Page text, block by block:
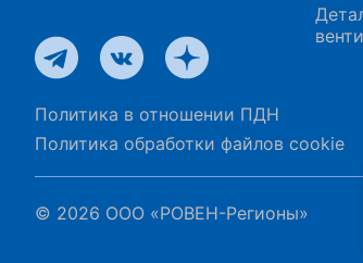
Политика в отношении ПДН
Политика обработки файлов cookie
© 2026 ООО «РОВЕН-Регионы»